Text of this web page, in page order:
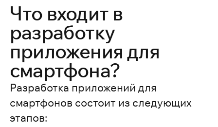
Что входит в
разработку
приложения для
смартфона?
Разработка приложений для
смартфонов состоит из следующих
этапов: